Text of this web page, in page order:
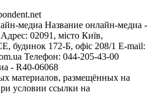
медиа Название онлайн-медиа -
02091, місто Київ,
172-Б, офіс 208/1 E-mail:
Телефон: 044-205-43-00
- R40-06068
материалов, размещённых на
условии ссылки на